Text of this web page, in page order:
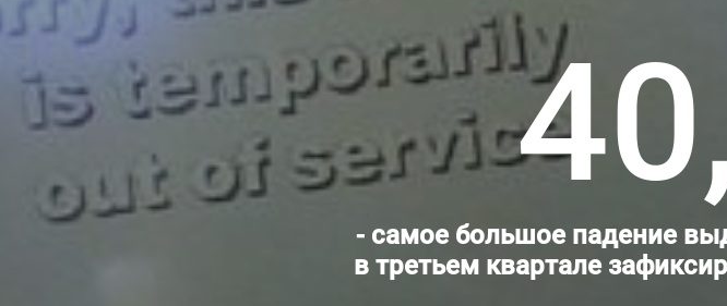
- самое большое падение
в третьем квартале